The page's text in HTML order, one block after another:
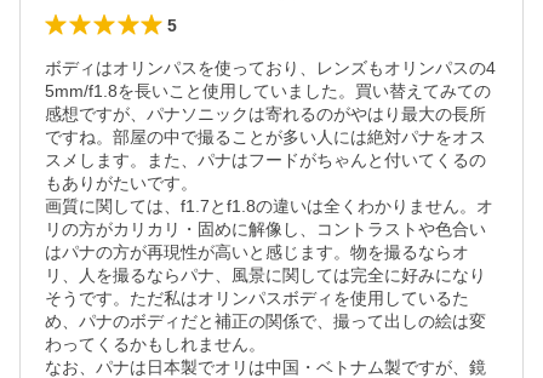
5
ボディはオリンパスを使っており、レンズもオリンパスの4
5mm/f1.8を長いこと使用していました。買い替えてみての
感想ですが、パナソニックは寄れるのがやはり最大の長所
ですね。部屋の中で撮ることが多い人には絶対パナをオス
スメします。また、パナはフードがちゃんと付いてくるの
もありがたいです。
画質に関しては、f1.7とf1.8の違いは全くわかりません。オ
リの方がカリカリ・固めに解像し、コントラストや色合い
はパナの方が再現性が高いと感じます。物を撮るならオ
リ、人を撮るならパナ、風景に関しては完全に好みになり
そうです。ただ私はオリンパスボディを使用しているた
め、パナのボディだと補正の関係で、撮って出しの絵は変
わってくるかもしれません。
なお、パナは日本製でオリは中国・ベトナム製ですが、鏡